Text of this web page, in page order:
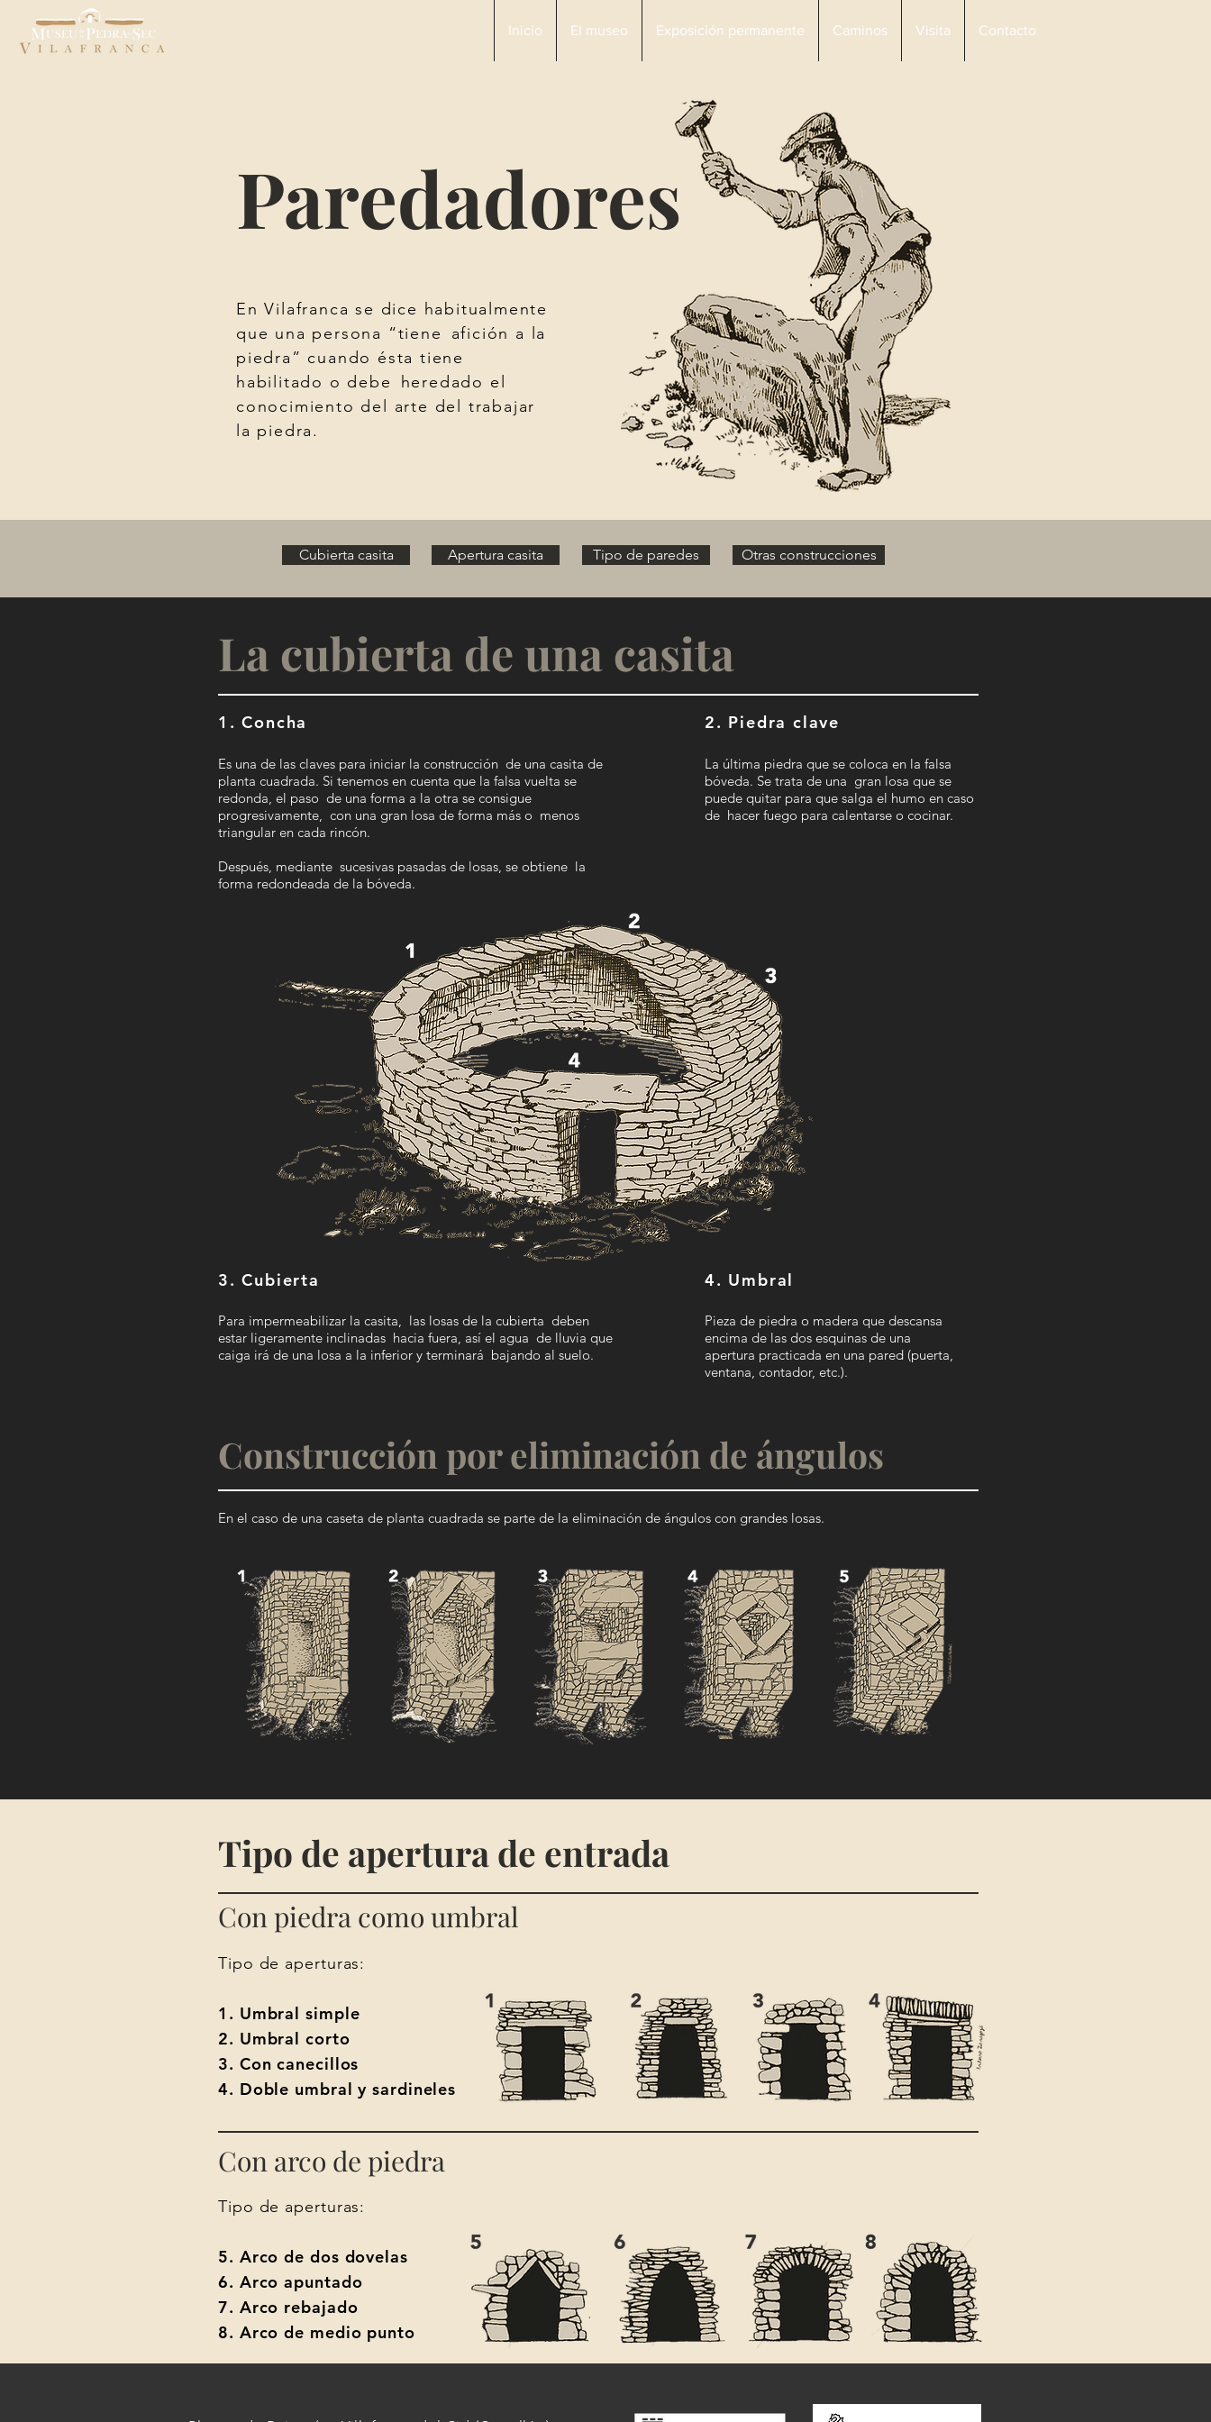
Inicio El museo Exposición permanente Caminos Visita Contacto
Paredadores
En Vilafranca se dice habitualmente
que una persona “tiene
afición a la
piedra” cuando ésta tiene
habilitado o debe
heredado el
conocimiento del arte del trabajar
la piedra.
Cubierta casita Apertura casita Tipo de paredes Otras construcciones
La cubierta de una casita
1. Concha
Es una de las claves para iniciar la construcción de una casita de
planta cuadrada. Si tenemos en cuenta que la falsa vuelta se
redonda, el paso de una forma a la otra se consigue
progresivamente, con una gran losa de forma más o menos
triangular en cada rincón.
Después, mediante sucesivas pasadas de losas, se obtiene la
forma redondeada de la bóveda.
2. Piedra clave
La última piedra que se coloca en la falsa
bóveda. Se trata de una gran losa que se
puede quitar para que salga el humo en caso
de hacer fuego para calentarse o cocinar.
3. Cubierta
Para impermeabilizar la casita, las losas de la cubierta deben
estar ligeramente inclinadas hacia fuera, así el agua de lluvia que
caiga irá de una losa a la inferior y terminará bajando al suelo.
4. Umbral
Pieza de piedra o madera que descansa
encima de las dos esquinas de una
apertura practicada en una pared (puerta,
ventana, contador, etc.).
Construcción por eliminación de ángulos
En el caso de una caseta de planta cuadrada se parte de la eliminación de ángulos con grandes losas.
Tipo de apertura de entrada
Con piedra como umbral
Tipo de aperturas:
1. Umbral simple
2. Umbral corto
3. Con canecillos
4. Doble umbral y sardineles
Con arco de piedra
Tipo de aperturas:
5. Arco de dos dovelas
6. Arco apuntado
7. Arco rebajado
8. Arco de medio punto